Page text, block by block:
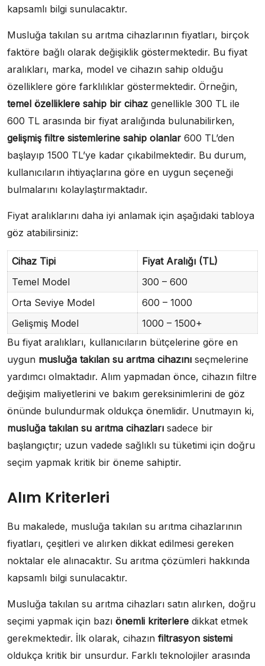
kapsamlı bilgi sunulacaktır.
Musluğa takılan su arıtma cihazlarının fiyatları, birçok
faktöre bağlı olarak değişiklik göstermektedir. Bu fiyat
aralıkları, marka, model ve cihazın sahip olduğu
özelliklere göre farklılıklar göstermektedir. Örneğin,
temel özelliklere sahip bir cihaz genellikle 300 TL ile
600 TL arasında bir fiyat aralığında bulunabilirken,
gelişmiş filtre sistemlerine sahip olanlar 600 TL’den
başlayıp 1500 TL’ye kadar çıkabilmektedir. Bu durum,
kullanıcıların ihtiyaçlarına göre en uygun seçeneği
bulmalarını kolaylaştırmaktadır.
Fiyat aralıklarını daha iyi anlamak için aşağıdaki tabloya
göz atabilirsiniz:
Cihaz Tipi
Fiyat Aralığı (TL)
Temel Model
300 – 600
Orta Seviye Model
600 – 1000
Gelişmiş Model
1000 – 1500+
Bu fiyat aralıkları, kullanıcıların bütçelerine göre en
uygun musluğa takılan su arıtma cihazını seçmelerine
yardımcı olmaktadır. Alım yapmadan önce, cihazın filtre
değişim maliyetlerini ve bakım gereksinimlerini de göz
önünde bulundurmak oldukça önemlidir. Unutmayın ki,
musluğa takılan su arıtma cihazları sadece bir
başlangıçtır; uzun vadede sağlıklı su tüketimi için doğru
seçim yapmak kritik bir öneme sahiptir.
Alım Kriterleri
Bu makalede, musluğa takılan su arıtma cihazlarının
fiyatları, çeşitleri ve alırken dikkat edilmesi gereken
noktalar ele alınacaktır. Su arıtma çözümleri hakkında
kapsamlı bilgi sunulacaktır.
Musluğa takılan su arıtma cihazları satın alırken, doğru
seçimi yapmak için bazı önemli kriterlere dikkat etmek
gerekmektedir. İlk olarak, cihazın filtrasyon sistemi
oldukça kritik bir unsurdur. Farklı teknolojiler arasında